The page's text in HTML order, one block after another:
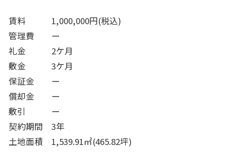
賃料 1,000,000円(税込)
管理費 ー
礼金 2ケ月
敷金 3ケ月
保証金 ー
償却金 ー
敷引 ー
契約期間 3年
土地面積 1,539.91㎡(465.82坪)